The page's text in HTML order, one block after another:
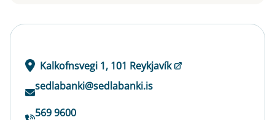
Kalkofnsvegi 1, 101 Reykjavík
sedlabanki@sedlabanki.is
569 9600